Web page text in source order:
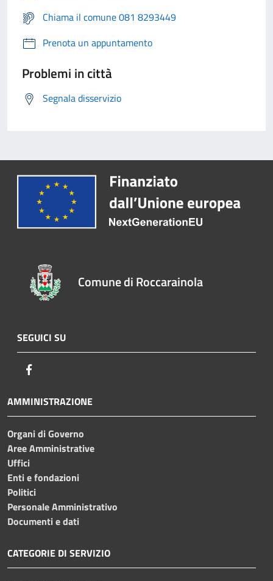
Chiama il comune 081 8293449
Prenota un appuntamento
Problemi in città
Segnala disservizio
Comune di Roccarainola
SEGUICI SU
AMMINISTRAZIONE
Organi di Governo
Aree Amministrative
Uffici
Enti e fondazioni
Politici
Personale Amministrativo
Documenti e dati
CATEGORIE DI SERVIZIO